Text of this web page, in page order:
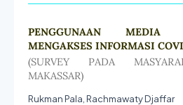
PENGGUNAAN MEDIA
MENGAKSES INFORMASI
(SURVEY PADA
MAKASSAR)
Rukman Pala, Rachmawaty Djaffar